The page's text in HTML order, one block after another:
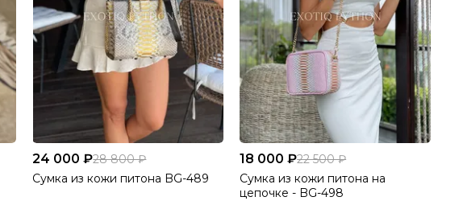
24 000 ₽28 800 ₽
Сумка из кожи питона BG-489
18 000 ₽22 500 ₽
Сумка из кожи питона на
цепочке - BG-498